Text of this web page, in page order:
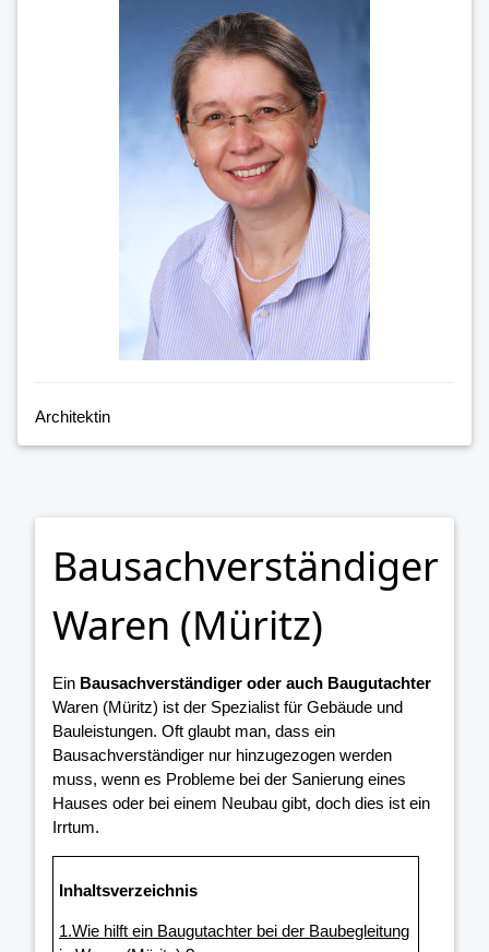
Architektin
Bausachverständiger
Waren (Müritz)
Ein Bausachverständiger oder auch Baugutachter
Waren (Müritz) ist der Spezialist für Gebäude und
Bauleistungen. Oft glaubt man, dass ein
Bausachverständiger nur hinzugezogen werden
muss, wenn es Probleme bei der Sanierung eines
Hauses oder bei einem Neubau gibt, doch dies ist ein
Irrtum.
Inhaltsverzeichnis
1.Wie hilft ein Baugutachter bei der Baubegleitung